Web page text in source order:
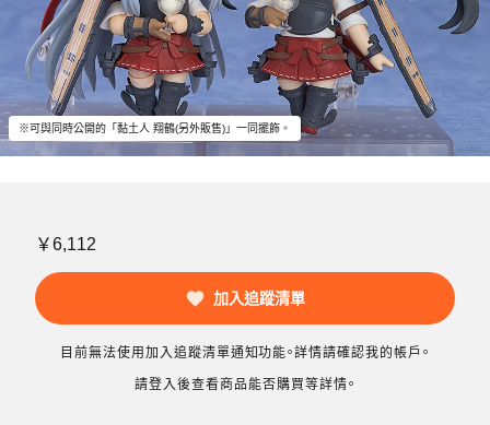
※可與同時公開的「黏土人 翔鶴(另外販售)」一同擺飾。
￥6,112
加入追蹤清單
目前無法使用加入追蹤清單通知功能。詳情請確認我的帳戶。
請登入後查看商品能否購買等詳情。